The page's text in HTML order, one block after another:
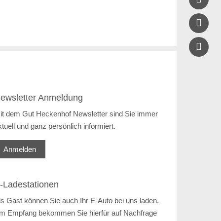
Anmeldung
dem Gut Heckenhof Newsletter sind Sie immer
und ganz persönlich informiert.
Anmelden
Ladestationen
Gast können Sie auch Ihr E-Auto bei uns laden.
Empfang bekommen Sie hierfür auf Nachfrage
